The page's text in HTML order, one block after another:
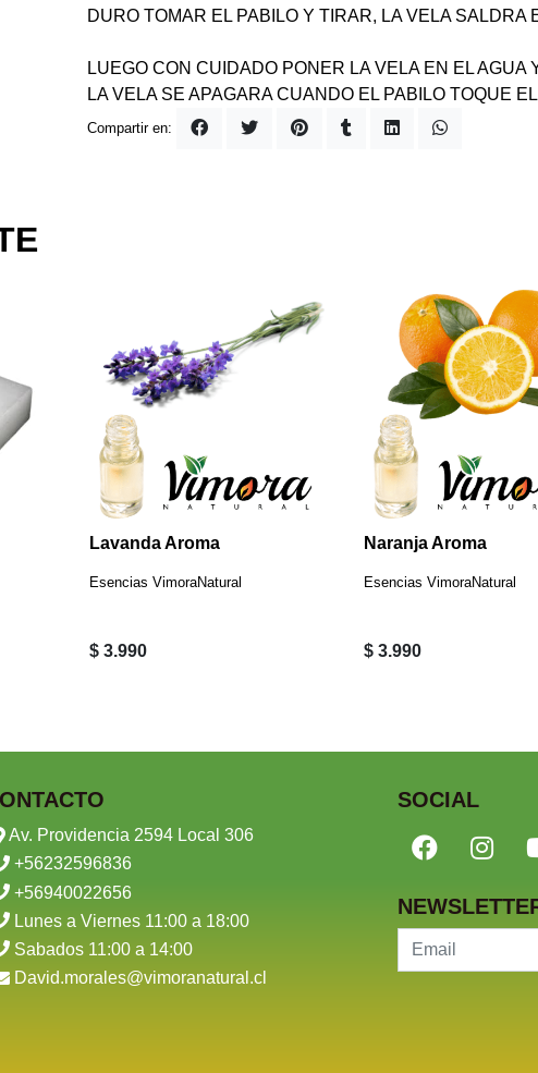
DURO TOMAR EL PABILO Y TIRAR, LA VELA SALDRA
LUEGO CON CUIDADO PONER LA VELA EN EL AGUA
LA VELA SE APAGARA CUANDO EL PABILO TOQUE
Compartir en:
Lavanda Aroma
Esencias VimoraNatural
$ 3.990
Naranja Aroma
Esencias VimoraNatural
$ 3.990
Av. Providencia 2594 Local 306
+56232596836
+56940022656
Lunes a Viernes 11:00 a 18:00
Sabados 11:00 a 14:00
David.morales@vimoranatural.cl
SOCIAL